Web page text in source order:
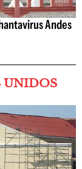
Andes
UNIDOS